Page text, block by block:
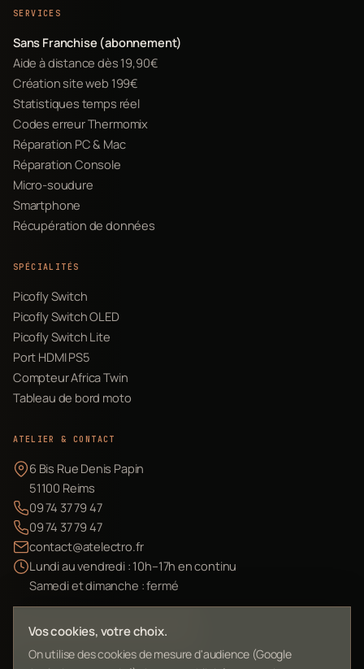
SERVICES
Sans Franchise (abonnement)
Aide à distance dès 19,90€
Création site web 199€
Statistiques temps réel
Codes erreur Thermomix
Réparation PC & Mac
Réparation Console
Micro-soudure
Smartphone
Récupération de données
SPÉCIALITÉS
Picofly Switch
Picofly Switch OLED
Picofly Switch Lite
Port HDMI PS5
Compteur Africa Twin
Tableau de bord moto
ATELIER & CONTACT
6 Bis Rue Denis Papin
51100 Reims
09 74 37 79 47
09 74 37 79 47
contact@atelectro.fr
Lundi au vendredi : 10h–17h en continu
Samedi et dimanche : fermé
Envoyer mon matériel
Vos cookies, votre choix.
On utilise des cookies de mesure d'audience (Google